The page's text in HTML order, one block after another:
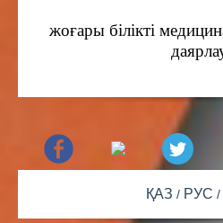
жоғары білікті
ҚАЗ РУС